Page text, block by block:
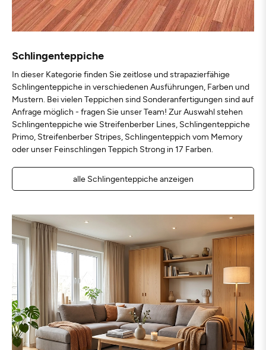
Schlingenteppiche
In dieser Kategorie finden Sie zeitlose und strapazierfähige
Schlingenteppiche in verschiedenen Ausführungen, Farben und
Mustern. Bei vielen Teppichen sind Sonderanfertigungen sind auf
Anfrage möglich - fragen Sie unser Team! Zur Auswahl stehen
Schlingenteppiche wie Streifenberber Lines, Schlingenteppiche
Primo, Streifenberber Stripes, Schlingenteppich vom Memory
oder unser Feinschlingen Teppich Strong in 17 Farben.
alle Schlingenteppiche anzeigen